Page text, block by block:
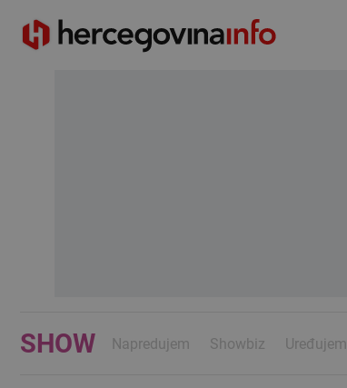
SHOW Napredujem Showbiz Uređujem